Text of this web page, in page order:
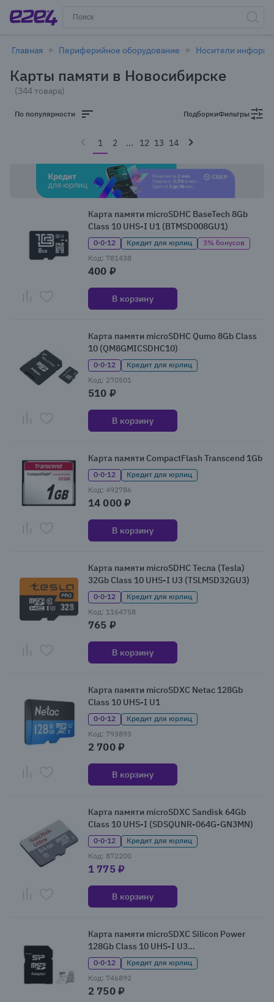
Главная Периферийное оборудование Носители
Карты памяти в Новосибирске
(344 товара)
По популярности ПодборкиФильтры
1 2 ... 12 13 14
Карта памяти microSDHC BaseTech 8Gb
Class 10 UHS-I U1 (BTMSD008GU1)
0·0·12 Кредит для юрлиц
3% бонусов
Код: 781438
400 ₽
В корзину
Карта памяти microSDHC Qumo 8Gb Class
10 (QM8GMICSDHC10)
0·0·12
Кредит для юрлиц
Код: 270501
510 ₽
В корзину
Карта памяти CompactFlash Transcend 1Gb
0·0·12
Кредит для юрлиц
Код: 492786
14 000 ₽
В корзину
Карта памяти microSDHC Тесла (Tesla)
32Gb Class 10 UHS-I U3 (TSLMSD32GU3)
0·0·12
Кредит для юрлиц
Код: 1164758
765 ₽
В корзину
Карта памяти microSDXC Netac 128Gb
Class 10 UHS-I U1
0·0·12
Кредит для юрлиц
Код: 793893
2 700 ₽
В корзину
Карта памяти microSDXC Sandisk 64Gb
Class 10 UHS-I (SDSQUNR-064G-GN3MN)
0·0·12
Кредит для юрлиц
Код: 872200
1 775 ₽
В корзину
Карта памяти microSDXC Silicon Power
128Gb Class 10 UHS-I U3
(SP128GBSTXDA2V20SP)
0·0·12
Кредит для юрлиц
Код: 746892
2 750 ₽